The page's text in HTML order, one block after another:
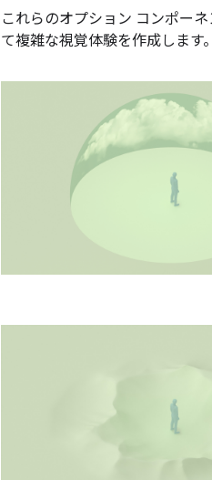
これらのオプション コンポー
て複雑な視覚体験を作成します。